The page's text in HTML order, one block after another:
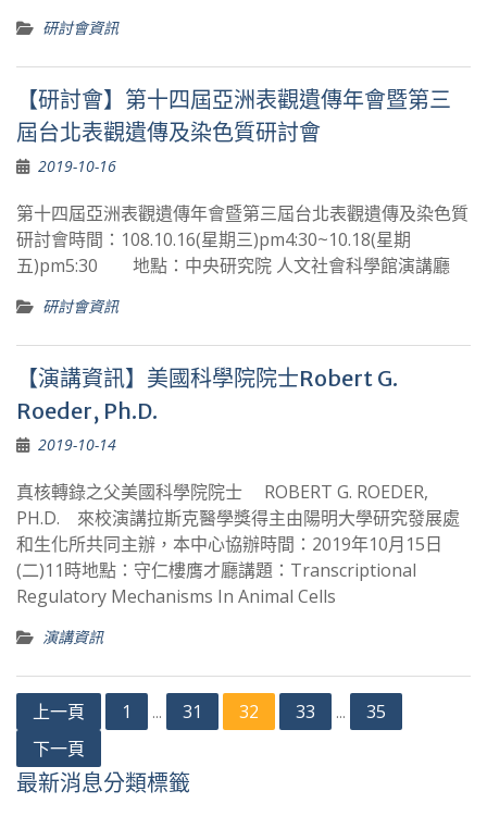
研討會資訊
【研討會】第十四屆亞洲表觀遺傳年會暨第三
屆台北表觀遺傳及染色質研討會
2019-10-16
第十四屆亞洲表觀遺傳年會暨第三屆台北表觀遺傳及染色質
研討會時間：108.10.16(星期三)pm4:30~10.18(星期
五)pm5:30 地點：中央研究院 人文社會科學館演講廳
研討會資訊
【演講資訊】美國科學院院士Robert G.
Roeder, Ph.D.
2019-10-14
真核轉錄之父美國科學院院士 ROBERT G. ROEDER,
PH.D. 來校演講拉斯克醫學獎得主由陽明大學研究發展處
和生化所共同主辦，本中心協辦時間：2019年10月15日
(二)11時地點：守仁樓膺才廳講題：Transcriptional
Regulatory Mechanisms In Animal Cells
演講資訊
章
分
上一頁 1 ... 31 32 33 ...
35
下一頁
最新消息分類標籤